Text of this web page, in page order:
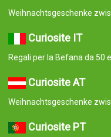
Weihnachtsgeschenke
Curiosite IT
Regali per la Befana da 50
Curiosite AT
Weihnachtsgeschenke
Curiosite PT